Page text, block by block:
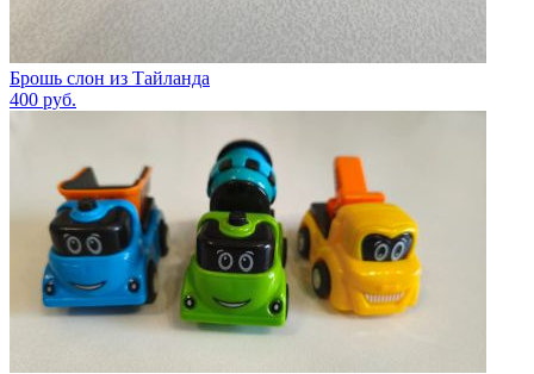
Брошь слон из Тайланда
400 руб.